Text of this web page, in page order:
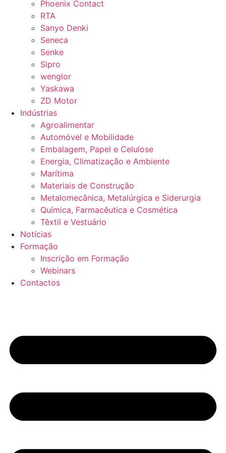
Phoenix Contact
RTA
Sanyo Denki
Seneca
Senke
Sipro
wenglor
Yaskawa
ZD Motor
Indústrias
Agroalimentar
Automóvel e Mobilidade
Embalagem, Papel e Celulose
Energia, Climatização e Ambiente
Marítima
Materiais de Construção
Metalomecânica, Metalúrgica e Siderurgia
Química, Farmacêutica e Cosmética
Têxtil e Vestuário
Notícias
Formação
Inscrição em Formação
Webinars
Contactos